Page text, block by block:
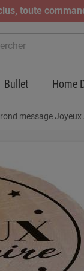
toute
Bullet Home
message Joyeux